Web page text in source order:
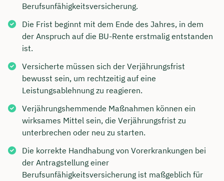
Berufsunfähigkeitsversicherung.
Die Frist beginnt mit dem Ende des Jahres, in dem
der Anspruch auf die BU-Rente erstmalig entstanden
ist.
Versicherte müssen sich der Verjährungsfrist
bewusst sein, um rechtzeitig auf eine
Leistungsablehnung zu reagieren.
Verjährungshemmende Maßnahmen können ein
wirksames Mittel sein, die Verjährungsfrist zu
unterbrechen oder neu zu starten.
Die korrekte Handhabung von Vorerkrankungen bei
der Antragstellung einer
Berufsunfähigkeitsversicherung ist maßgeblich für